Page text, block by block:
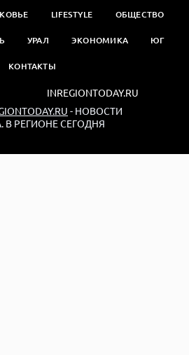
LIFESTYLE ОБЩЕСТВО
УРАЛ ЭКОНОМИКА ЮГ
КОНТАКТЫ
- НОВОСТИ
В РЕГИОНЕ СЕГОДНЯ